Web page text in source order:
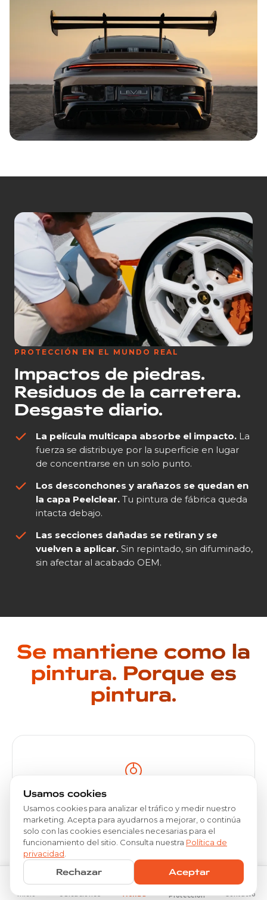
PROTECCIÓN EN EL MUNDO REAL
Impactos de piedras.
Residuos de la carretera.
Desgaste diario.
La película multicapa absorbe el impacto. La
fuerza se distribuye por la superficie en lugar
de concentrarse en un solo punto.
Los desconchones y arañazos se quedan en
la capa Peelclear. Tu pintura de fábrica queda
intacta debajo.
Las secciones dañadas se retiran y se
vuelven a aplicar. Sin repintado, sin difuminado,
sin afectar al acabado OEM.
Se mantiene como la
pintura. Porque es
pintura.
Lavado
Métodos de lavado estándar. A mano, sin
contacto o a presión. No se requieren productos
Inicio Ubicaciones Tienda Protección Contacto
Usamos cookies
Usamos cookies para analizar el tráfico y medir nuestro
marketing. Acepta para ayudarnos a mejorar, o continúa
solo con las cookies esenciales necesarias para el
funcionamiento del sitio. Consulta nuestra Política de
privacidad
Rechazar Aceptar